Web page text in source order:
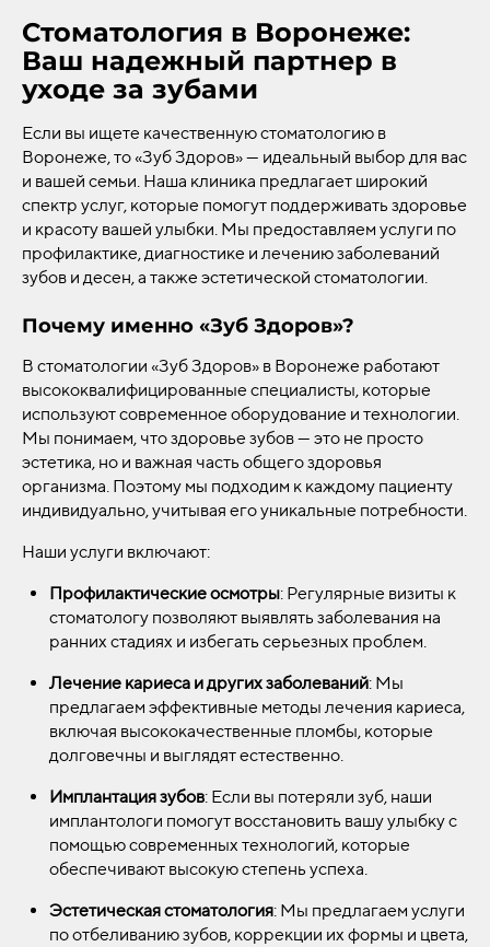
Стоматология в Воронеже:
Ваш надежный партнер в
уходе за зубами
Если вы ищете качественную стоматологию в
Воронеже, то «Зуб Здоров» — идеальный выбор для вас
и вашей семьи. Наша клиника предлагает широкий
спектр услуг, которые помогут поддерживать здоровье
и красоту вашей улыбки. Мы предоставляем услуги по
профилактике, диагностике и лечению заболеваний
зубов и десен, а также эстетической стоматологии.
Почему именно «Зуб Здоров»?
В стоматологии «Зуб Здоров» в Воронеже работают
высококвалифицированные специалисты, которые
используют современное оборудование и технологии.
Мы понимаем, что здоровье зубов — это не просто
эстетика, но и важная часть общего здоровья
организма. Поэтому мы подходим к каждому пациенту
индивидуально, учитывая его уникальные потребности.
Наши услуги включают:
Профилактические осмотры: Регулярные визиты к
стоматологу позволяют выявлять заболевания на
ранних стадиях и избегать серьезных проблем.
Лечение кариеса и других заболеваний: Мы
предлагаем эффективные методы лечения кариеса,
включая высококачественные пломбы, которые
долговечны и выглядят естественно.
Имплантация зубов: Если вы потеряли зуб, наши
имплантологи помогут восстановить вашу улыбку с
помощью современных технологий, которые
обеспечивают высокую степень успеха.
Эстетическая стоматология: Мы предлагаем услуги
по отбеливанию зубов, коррекции их формы и цвета,